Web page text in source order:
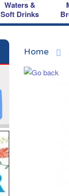
Waters &
Soft Drinks
Home